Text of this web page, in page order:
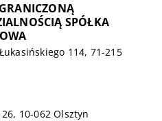
SPÓŁKA
114, 71-215
10-062 Olsztyn